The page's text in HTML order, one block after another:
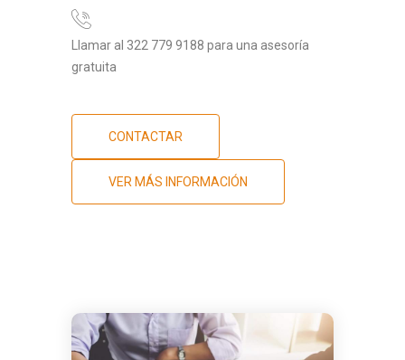
Llamar al 322 779 9188 para una asesoría
gratuita
CONTACTAR
VER MÁS INFORMACIÓN